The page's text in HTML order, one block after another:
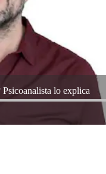
lo explica